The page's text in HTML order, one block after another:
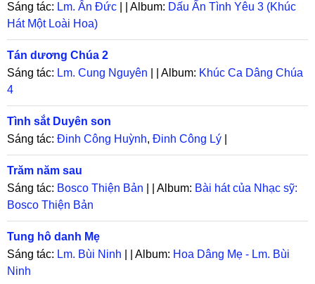
Sáng tác: Lm. Ân Đức | | Album: Dấu Ấn Tình Yêu 3 (Khúc
Hát Một Loài Hoa)
Tán dương Chúa 2
Sáng tác: Lm. Cung Nguyên | | Album: Khúc Ca Dâng Chúa
4
Tình sắt Duyên son
Sáng tác: Đinh Công Huỳnh, Đinh Công Lý
Trăm năm sau
Sáng tác: Bosco Thiện Bản | | Album: Bài hát của Nhạc sỹ:
Bosco Thiện Bản
Tung hô danh Mẹ
Sáng tác: Lm. Bùi Ninh | | Album: Hoa Dâng Mẹ - Lm. Bùi
Ninh